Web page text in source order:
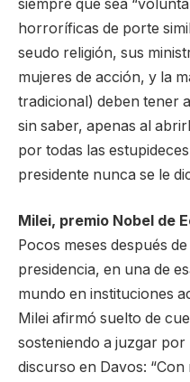
siempre que sea
horroríficas de porte
seudo religión, sus
mujeres de acción, y la
tradicional) deben tener
sin saber, apenas al
por todas las
presidente nunca se le
Milei, premio Nobel de
Pocos meses después
presidencia, en una de
mundo en instituciones
Milei afirmó suelto de
sosteniendo a juzgar por
discurso en Davos: